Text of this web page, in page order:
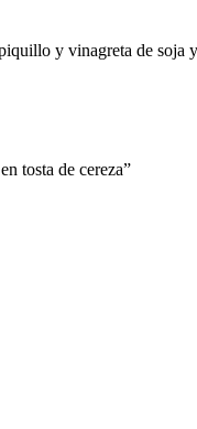
y vinagreta de soja
tosta de cereza”